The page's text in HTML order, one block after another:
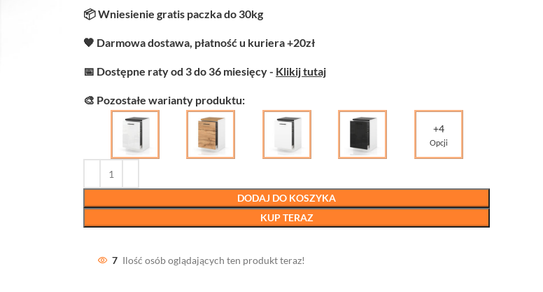
📦 Wniesienie gratis paczka do 30kg
🧡 Darmowa dostawa, płatność u kuriera +20zł
📅 Dostępne raty od 3 do 36 miesięcy - Klikij tutaj
🎨 Pozostałe warianty produktu:
+4
Opcji
DODAJ DO KOSZYKA
KUP TERAZ
7 Ilość osób oglądających ten produkt teraz!